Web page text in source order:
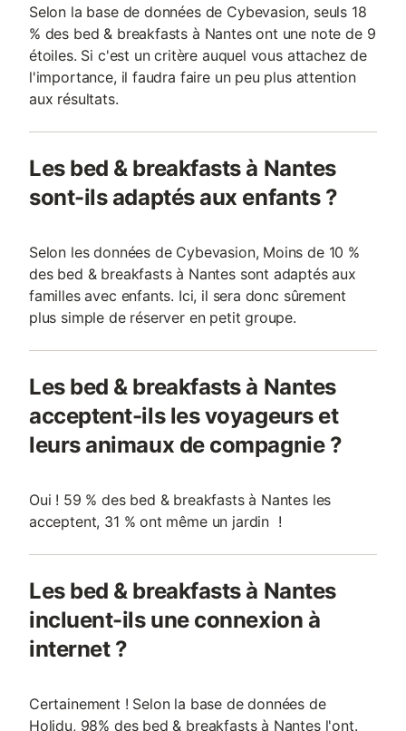
Selon la base de données de Cybevasion, seuls 18
% des bed & breakfasts à Nantes ont une note de 9
étoiles. Si c'est un critère auquel vous attachez de
l'importance, il faudra faire un peu plus attention
aux résultats.
Les bed & breakfasts à Nantes
sont-ils adaptés aux enfants ?
Selon les données de Cybevasion, Moins de 10 %
des bed & breakfasts à Nantes sont adaptés aux
familles avec enfants. Ici, il sera donc sûrement
plus simple de réserver en petit groupe.
Les bed & breakfasts à Nantes
acceptent-ils les voyageurs et
leurs animaux de compagnie ?
Oui ! 59 % des bed & breakfasts à Nantes les
acceptent, 31 % ont même un jardin !
Les bed & breakfasts à Nantes
incluent-ils une connexion à
internet ?
Certainement ! Selon la base de données de
Holidu, 98% des bed & breakfasts à Nantes l'ont.